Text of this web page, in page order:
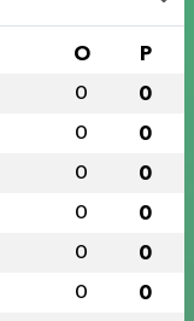
O P
0 0
0 0
0 0
0 0
0 0
0 0